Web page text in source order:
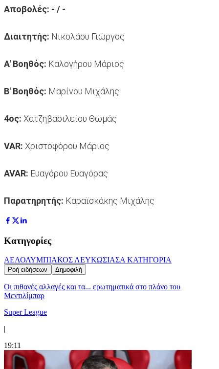
Αποβολές: - / -
Διαιτητής: Νικολάου Γιώργος
Α' Βοηθός: Καλογήρου Μάριος
Β' Βοηθός: Μαρίνου Μιχάλης
4ος: Χατζηβασιλείου Θωμάς
VAR: Χριστοφόρου Μάριος
AVAR: Ευαγόρου Ευαγόρας
Παρατηρητής: Καραϊσκάκης Μιχάλης
Κατηγορίες
ΑΕΛΟΛΥΜΠΙΑΚΟΣ ΛΕΥΚΩΣΙΑΣΑ ΚΑΤΗΓΟΡΙΑ
Ροή ειδήσεων Δημοφιλή
Οι πιθανές αλλαγές και τα... ερωτηματικά στο πλάνο του
Μεντιλίμπαρ
Super League
|
19:11